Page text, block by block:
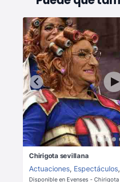
Chirigota sevillana
Actuaciones, Espectáculos,
Disponible en Evenses -